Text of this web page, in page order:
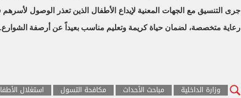
جرى التنسيق مع الجهات المعنية لإيداع الأطفال الذين تعذر الوصول لأسرهم
رعاية متخصصة، لضمان حياة كريمة وتعليم مناسب بعيداً عن أرصفة الشوارع.
وزارة الداخلية مباحث الأحداث مكافحة التسول
استغلال